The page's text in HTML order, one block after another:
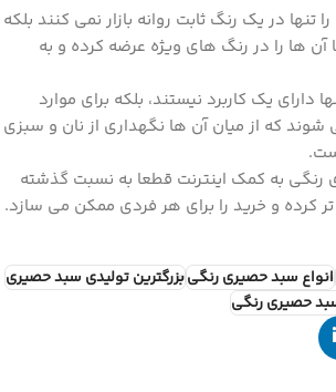
در یک رنگ ثابت روانه بازار نمی کنند بلکه
ها را در رنگ های ویژه عرضه کرده و به
یک کاربرد نیستند، بلکه برای موارد
شوند که از میان آن ها نگهداری از نان و سبزی
رنگی به کمک اینترنت قطعا به نسبت گذشته
کرده و خرید را برای هر فردی ممکن می سازد.
انواع سبد حصیری رنگیبزرگترین تولیدی سبد حصیری
حصیری رنگی